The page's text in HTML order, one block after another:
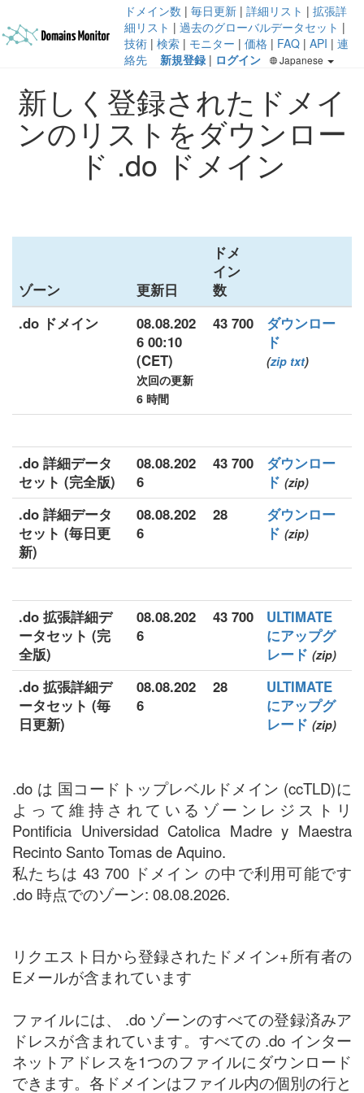
ドメイン数 | 毎日更新 | 詳細リスト | 拡張詳
細リスト | 過去のグローバルデータセット |
技術 | 検索 | モニター | 価格 | FAQ | API | 連
絡先
新規登録 | ログイン Japanese
新しく登録されたドメイ
ンのリストをダウンロー
ド .do ドメイン
ゾーン 更新日
ドメ
イン
数
.do ドメイン
08.08.202
6 00:10
(CET)
次回の更新
6 時間
43 700
ダウンロー
ド
(zip txt)
.do 詳細データ
セット (完全版)
08.08.202
6
43 700
ダウンロー
ド (zip)
.do 詳細データ
セット (毎日更
新)
08.08.202
6
28
ダウンロー
ド (zip)
.do 拡張詳細デ
ータセット (完
全版)
08.08.202
6
43 700
ULTIMATE
にアップグ
レード (zip)
.do 拡張詳細デ
ータセット (毎
日更新)
08.08.202
6
28
ULTIMATE
にアップグ
レード (zip)
.do は 国コードトップレベルドメイン (ccTLD)に
よって維持されているゾーンレジストリ
Pontificia Universidad Catolica Madre y Maestra
Recinto Santo Tomas de Aquino.
私たちは 43 700 ドメイン の中で利用可能です
.do 時点でのゾーン: 08.08.2026.
リクエスト日から登録されたドメイン+所有者の
Eメールが含まれています
ファイルには、 .do ゾーンのすべての登録済みア
ドレスが含まれています。すべての .do インター
ネットアドレスを1つのファイルにダウンロード
できます。各ドメインはファイル内の個別の行と